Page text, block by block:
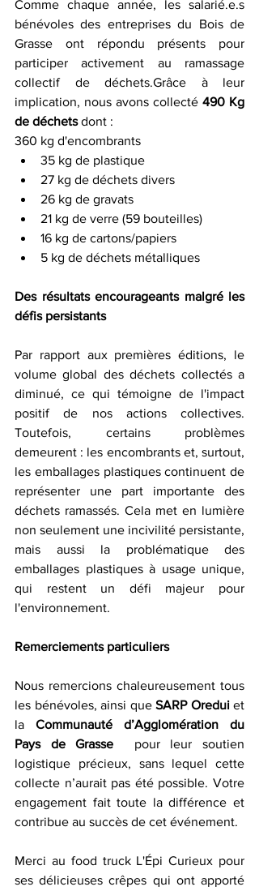
Comme chaque année, les salarié.e.s
bénévoles des entreprises du Bois de
Grasse ont répondu présents pour
participer activement au ramassage
collectif de déchets.Grâce à leur
implication, nous avons collecté 490 Kg
de déchets dont :
360 kg d'encombrants
35 kg de plastique
27 kg de déchets divers
26 kg de gravats
21 kg de verre (59 bouteilles)
16 kg de cartons/papiers
5 kg de déchets métalliques
Des résultats encourageants malgré les
défis persistants
Par rapport aux premières éditions, le
volume global des déchets collectés a
diminué, ce qui témoigne de l'impact
positif de nos actions collectives.
Toutefois, certains problèmes
demeurent : les encombrants et, surtout,
les emballages plastiques continuent de
représenter une part importante des
déchets ramassés. Cela met en lumière
non seulement une incivilité persistante,
mais aussi la problématique des
emballages plastiques à usage unique,
qui restent un défi majeur pour
l'environnement.
Remerciements particuliers
Nous remercions chaleureusement tous
les bénévoles, ainsi que SARP Oredui et
la Communauté d’Agglomération du
Pays de Grasse pour leur soutien
logistique précieux, sans lequel cette
collecte n’aurait pas été possible. Votre
engagement fait toute la différence et
contribue au succès de cet événement.
Merci au food truck L'Épi Curieux pour
ses délicieuses crêpes qui ont apporté